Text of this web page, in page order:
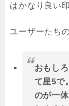
はかなり良い
ユーザーたち
おもし
て星5で
のが一